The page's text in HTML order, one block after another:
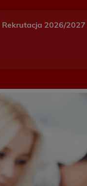
Rekrutacja 2026/2027